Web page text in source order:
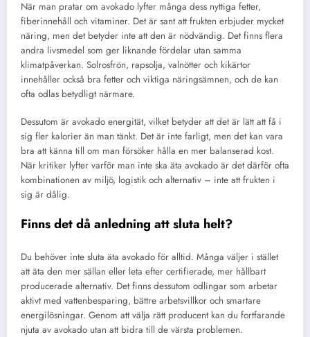
När man pratar om avokado lyfter många dess nyttiga fetter,
fiberinnehåll och vitaminer. Det är sant att frukten erbjuder mycket
näring, men det betyder inte att den är nödvändig. Det finns flera
andra livsmedel som ger liknande fördelar utan samma
klimatpåverkan. Solrosfrön, rapsolja, valnötter och kikärtor
innehåller också bra fetter och viktiga näringsämnen, och de kan
ofta odlas betydligt närmare.
Dessutom är avokado energität, vilket betyder att det är lätt att få i
sig fler kalorier än man tänkt. Det är inte farligt, men det kan vara
bra att känna till om man försöker hålla en mer balanserad kost.
När kritiker lyfter varför man inte ska äta avokado är det därför ofta
kombinationen av miljö, logistik och alternativ – inte att frukten i
sig är dålig.
Finns det då anledning att sluta helt?
Du behöver inte sluta äta avokado för alltid. Många väljer i stället
att äta den mer sällan eller leta efter certifierade, mer hållbart
producerade alternativ. Det finns dessutom odlingar som arbetar
aktivt med vattenbesparing, bättre arbetsvillkor och smartare
energilösningar. Genom att välja rätt producent kan du fortfarande
njuta av avokado utan att bidra till de värsta problemen.